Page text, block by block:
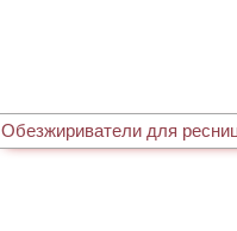
Обезжириватели для